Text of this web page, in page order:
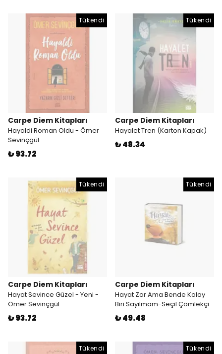
Tükendi
Carpe Diem Kitapları
Hayaldi Roman Oldu - Ömer
Sevinçgül
₺ 93.72
Tükendi
Carpe Diem Kitapları
Hayalet Tren (Karton Kapak)
₺ 48.34
Tükendi
Carpe Diem Kitapları
Hayat Sevince Güzel - Yeni -
Ömer Sevinçgül
₺ 93.72
Tükendi
Carpe Diem Kitapları
Hayat Zor Ama Bende Kolay
Biri Sayılmam-Seçil Çömlekçi
₺ 49.48
Tükendi Tükendi